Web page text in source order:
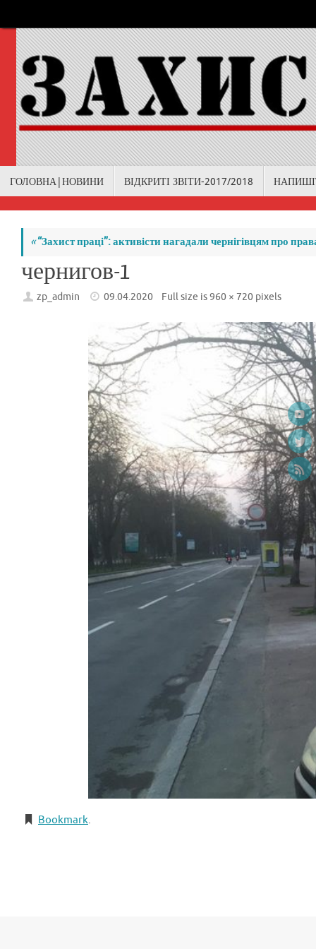
to
content
ГОЛОВНА|НОВИНИ ВІДКРИТІ ЗВІТИ-2017/2018
«“Захист праці”: активісти нагадали чернігівцям про
чернигов-1
zp_admin 09.04.2020 Full size is960 × 720 pixels
Bookmark.